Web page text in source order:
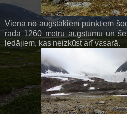
Vienā no augstākiem punktiem
rāda 1260 metru augstumu un
ledājiem, kas neizkūst arī vasarā.